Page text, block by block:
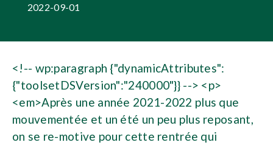
2022-09-01
<!-- wp:paragraph {"dynamicAttributes":
{"toolsetDSVersion":"240000"}} --> <p>
<em>Après une année 2021-2022 plus que
mouvementée et un été un peu plus reposant,
on se re-motive pour cette rentrée qui